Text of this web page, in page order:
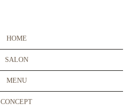
HOME
SALON
MENU
CONCEPT